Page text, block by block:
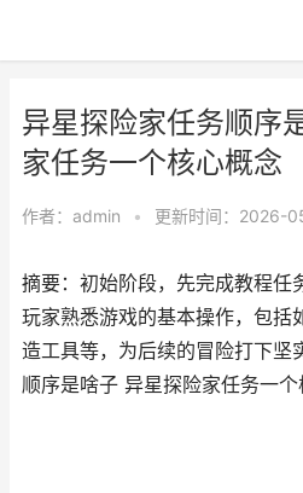
异星探险家任务顺序
家任务一个核心概念
作者： admin • 更新时间：2026-
摘要：初始阶段，先完成教程任
玩家熟悉游戏的基本操作，包括
造工具等，为后续的冒险打下坚
顺序是啥子 异星探险家任务一个